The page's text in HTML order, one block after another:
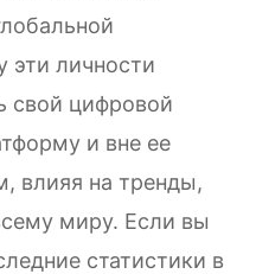
эти личности
свой цифровой
и вне ее
влияя на тренды,
миру. Если вы
статистики в